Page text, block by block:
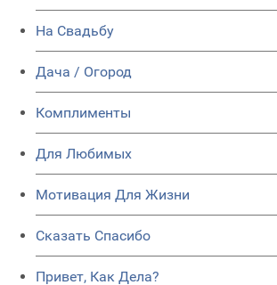
На Свадьбу
Дача / Огород
Комплименты
Для Любимых
Мотивация Для Жизни
Сказать Спасибо
Привет, Как Дела?